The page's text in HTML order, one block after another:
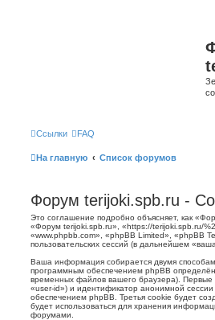
Ссылки FAQ
На главную Список форумов
Форум terijoki.spb.ru -
Это соглашение подробно объясняет, как
«Форум terijoki.spb.ru», «https://terijoki.spb.ru/
«www.phpbb.com», «phpBB Limited», «phpBB
пользовательских сессий (в дальнейшем
Ваша информация собирается двумя
программным обеспечением phpBB
временных файлов вашего браузера). Первые
«user-id») и идентификатор анонимной
обеспечением phpBB. Третья cookie будет
будет использоваться для хранения
форумами.